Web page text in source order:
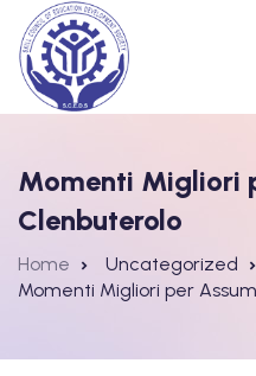
Momenti Migliori
Clenbuterolo
Home
Uncategorized
Momenti Migliori per